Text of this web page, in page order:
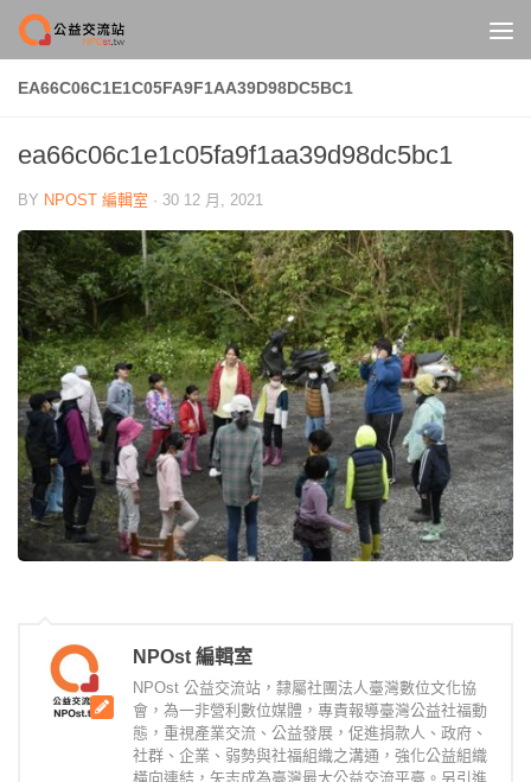
Skip to content
EA66C06C1E1C05FA9F1AA39D98DC5BC1
ea66c06c1e1c05fa9f1aa39d98dc5bc1
BY NPOST 編輯室 · 30 12 月, 2021
NPOst 編輯室
NPOst 公益交流站，隸屬社團法人臺灣數位文化協
會，為一非營利數位媒體，專責報導臺灣公益社福動
態，重視產業交流、公益發展，促進捐款人、政府、
社群、企業、弱勢與社福組織之溝通，強化公益組織
橫向連結，矢志成為臺灣最大公益交流平臺。另引進